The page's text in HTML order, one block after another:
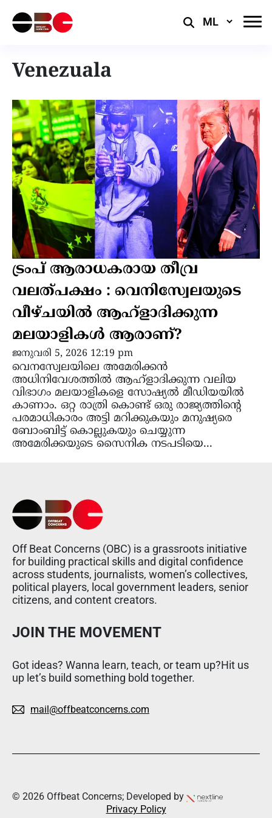
Select
Venezuala
ട്രംപ് ആരാധകരായ തീവ്ര
വലത്പക്ഷം : വെനിസ്വേലയുടെ
വീഴ്ചയിൽ ആഹ്ളാദിക്കുന്ന
മലയാളികൾ ആരാണ്?
ജനുവരി 5, 2026 12:19 pm
വെനസ്വേലയിലെ അമേരിക്കൻ
അധിനിവേശത്തിൽ ആഹ്ളാദിക്കുന്ന വലിയ
വിഭാഗം മലയാളികളെ സോഷ്യൽ മീഡിയയിൽ
കാണാം. ഒറ്റ രാത്രി കൊണ്ട് ഒരു രാജ്യത്തിന്റെ
പരമാധികാരം അട്ടി മറിക്കുകയും മനുഷ്യരെ
ബോംബിട്ട് കൊല്ലുകയും ചെയ്യുന്ന
അമേരിക്കയുടെ സൈനിക നടപടിയെ...
Off Beat Concerns (OBC) is a grassroots initiative
for building practical skills and digital confidence
across students, journalists, women’s collectives,
political players, local government leaders, senior
citizens, and content creators.
JOIN THE MOVEMENT
Got ideas? Wanna learn, teach, or team up?Hit us
up let’s build something bold together.
mail@offbeatconcerns.com
© 2026 Offbeat Concerns; Developed by
Privacy Policy